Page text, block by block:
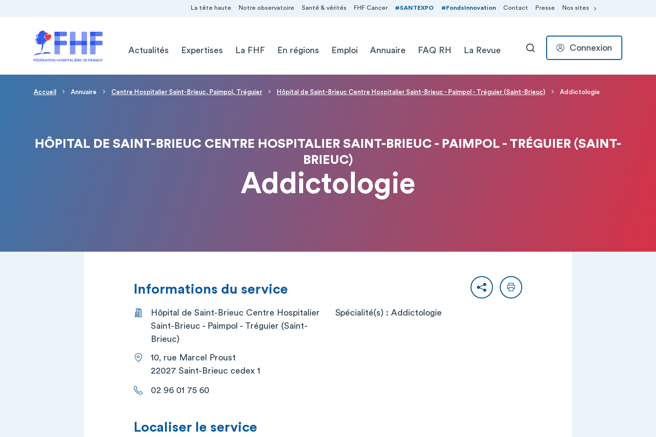
La tête haute Notre observatoire Santé & vérités FHF Cancer #SANTEXPO #FondsInnovation Contact Presse Nos sites
Actualités
Expertises La FHF En régions Emploi Annuaire FAQ RH La Revue RECHERCHER
Connexion
Fil d'Ariane
Accueil Annuaire Centre Hospitalier Saint-Brieuc, Paimpol, Tréguier Hôpital de Saint-Brieuc Centre Hospitalier Saint-Brieuc - Paimpol - Tréguier (Saint-Brieuc) Addictologie
HÔPITAL DE SAINT-BRIEUC CENTRE HOSPITALIER SAINT-BRIEUC - PAIMPOL - TRÉGUIER (SAINT-
BRIEUC)
Addictologie
PartagerImprimer
Informations du service
Hôpital de Saint-Brieuc Centre Hospitalier
Saint-Brieuc - Paimpol - Tréguier (Saint-
Brieuc)
10, rue Marcel Proust
22027 Saint-Brieuc cedex 1
02 96 01 75 60
Spécialité(s) : Addictologie
Localiser le service